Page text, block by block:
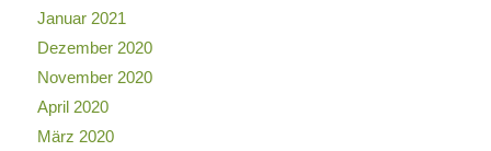
Januar 2021
Dezember 2020
November 2020
April 2020
März 2020